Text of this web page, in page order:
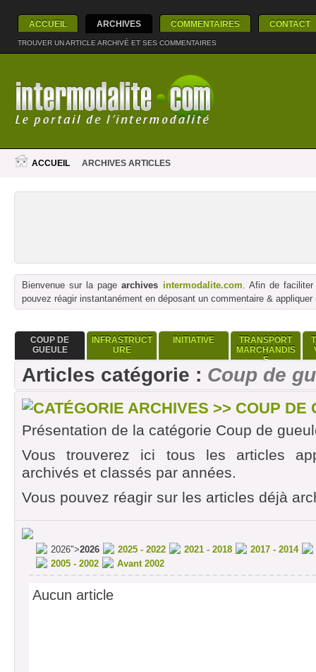
ACCUEIL ARCHIVES COMMENTAIRES CONTACT
TROUVER UN ARTICLE ARCHIVÉ ET SES COMMENTAIRES
ACCUEIL ARCHIVES ARTICLES
Bienvenue sur la pagearchives intermodalite.com. Afin de
pouvez réagir instantanément en déposant un commentaire & appliquer
COUP DE
GUEULE
INFRASTRUCT
URE
INITIATIVE
TRANSPORT
MARCHANDIS
E
Articles catégorie : Coup de
CATÉGORIE ARCHIVES >> COUP DE
Présentation de la catégorie Coup de
Vous trouverez ici tous les articles
archivés et classés par années.
Vous pouvez réagir sur les articles déjà
2026">2026 2025 - 2022 2021 - 2018
2017 - 2014
2005 - 2002
Avant 2002
Aucun article